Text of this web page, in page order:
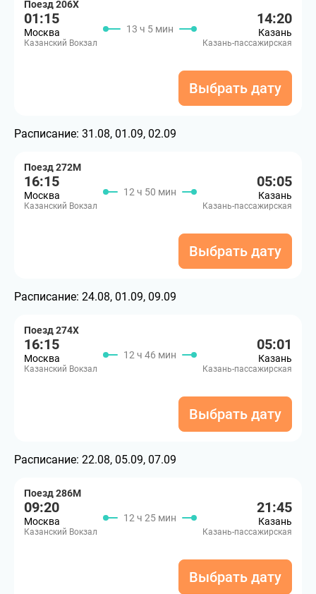
Поезд 206Х
01:15
Москва
Казанский Вокзал
13 ч 5 мин
14:20
Казань
Казань-пассажирская
Выбрать дату
Расписание: 31.08, 01.09, 02.09
Поезд 272М
16:15
Москва
Казанский Вокзал
12 ч 50 мин
05:05
Казань
Казань-пассажирская
Выбрать дату
Расписание: 24.08, 01.09, 09.09
Поезд 274Х
16:15
Москва
Казанский Вокзал
12 ч 46 мин
05:01
Казань
Казань-пассажирская
Выбрать дату
Расписание: 22.08, 05.09, 07.09
Поезд 286М
09:20
Москва
Казанский Вокзал
12 ч 25 мин
21:45
Казань
Казань-пассажирская
Выбрать дату